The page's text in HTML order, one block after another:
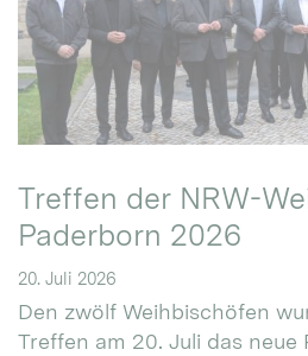
Treffen der NRW-
Paderborn 2026
20. Juli 2026
Den zwölf Weihbischöfen
Treffen am 20. Juli das neue